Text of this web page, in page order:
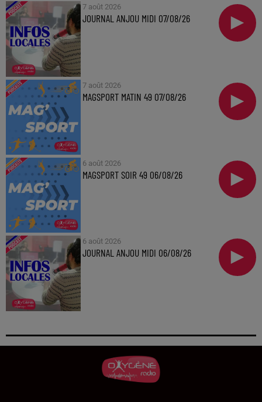
7 août 2026
JOURNAL ANJOU MIDI 07/08/26
7 août 2026
MAGSPORT MATIN 49 07/08/26
6 août 2026
MAGSPORT SOIR 49 06/08/26
6 août 2026
JOURNAL ANJOU MIDI 06/08/26